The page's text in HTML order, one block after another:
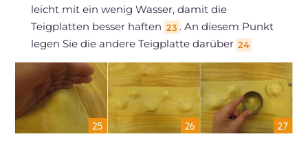
leicht mit ein wenig Wasser, damit die
Teigplatten besser haften 23 . An diesem Punkt
legen Sie die andere Teigplatte darüber 24